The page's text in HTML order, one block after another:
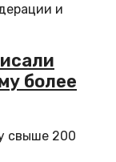
и
более
свыше 200